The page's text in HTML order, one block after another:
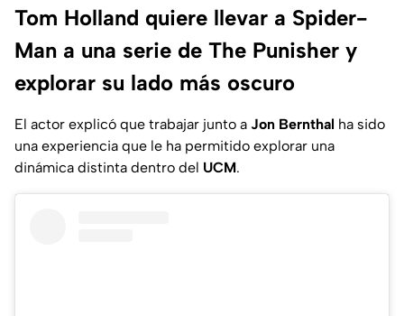
Tom Holland quiere llevar a Spider-
Man a una serie de The Punisher y
explorar su lado más oscuro
El actor explicó que trabajar junto a Jon Bernthal ha sido
una experiencia que le ha permitido explorar una
dinámica distinta dentro del UCM.